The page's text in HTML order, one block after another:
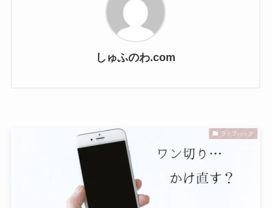
しゅふのわ.com
ライフハック